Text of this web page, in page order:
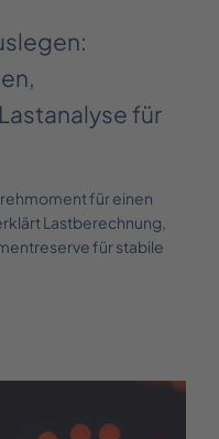
für
für einen
Lastberechnung,
für stabile